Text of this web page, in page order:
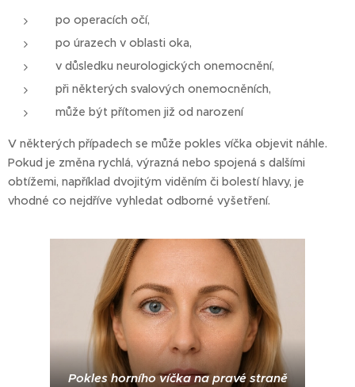
po operacích očí,
po úrazech v oblasti oka,
v důsledku neurologických onemocnění,
při některých svalových onemocněních,
může být přítomen již od narození
V některých případech se může pokles víčka objevit náhle.
Pokud je změna rychlá, výrazná nebo spojená s dalšími
obtížemi, například dvojitým viděním či bolestí hlavy, je
vhodné co nejdříve vyhledat odborné vyšetření.
Pokles horního víčka na pravé straně